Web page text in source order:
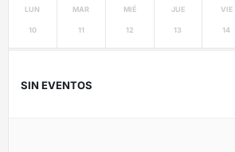
LUN
10
MAR
11
MIÉ
12
JUE
13
VIE
14
SIN EVENTOS